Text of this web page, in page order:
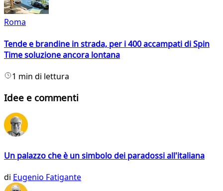
Roma
Tende e brandine in strada, per i 400 accampati di Spin
Time soluzione ancora lontana
1 min di lettura
Idee e commenti
Un palazzo che è un simbolo dei paradossi all'italiana
di Eugenio Fatigante